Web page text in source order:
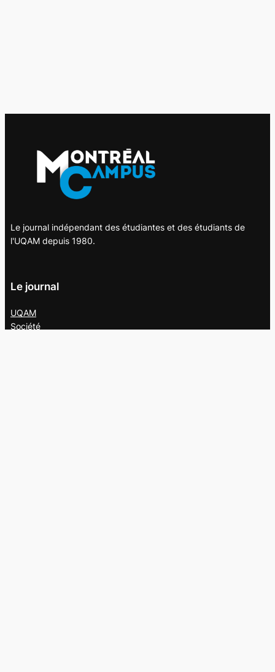
Le journal indépendant des étudiantes et des étudiants de
l'UQAM depuis 1980.
Le journal
UQAM
Société